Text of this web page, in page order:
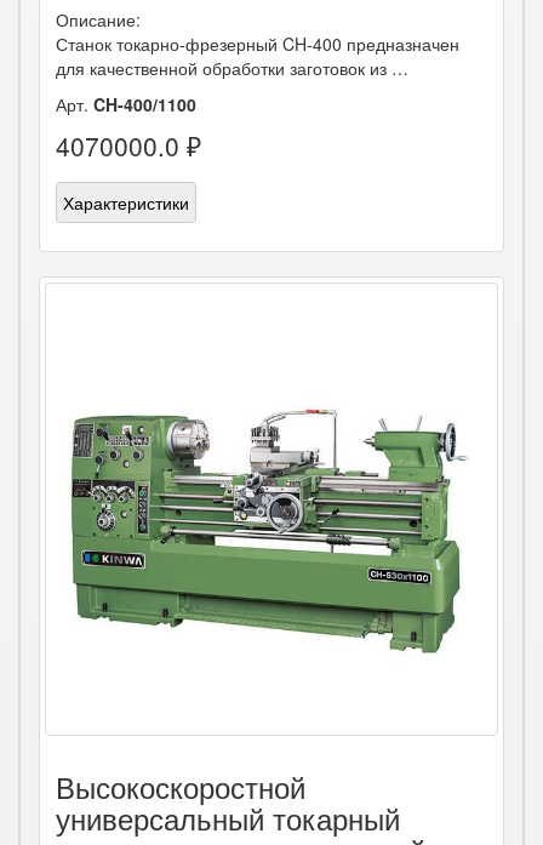
Описание:
Станок токарно-фрезерный CH-400 предназначен
для качественной обработки заготовок из …
Арт. CH-400/1100
4070000.0 ₽
Характеристики
Высокоскоростной
универсальный токарный